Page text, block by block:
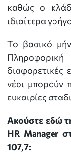
καθώς ο
ιδιαίτερα
Το βασικό
διαφορετικές
νέοι μπορούν
ευκαιρίες
Ακούστε εδώ
HR Manager
107,7: